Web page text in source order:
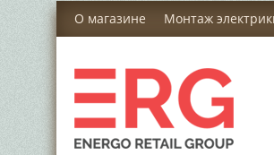
О магазине Монтаж